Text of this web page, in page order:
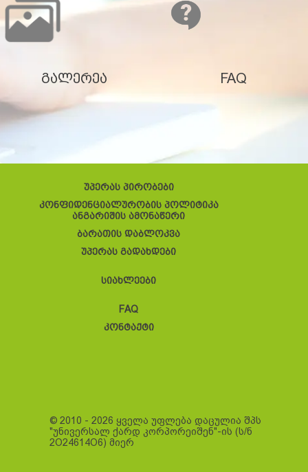
გალერეა FAQ
უპერას პირობები
კონფიდენციალურობის პოლიტიკა
ანგარიშის ამონაწერი
ბარათის დაბლოკვა
უპერას გადახდები
სიახლეები
FAQ
კონტაქტი
© 2010 - 2026 ყველა უფლება დაცულია შპს
"უნივერსალ ქარდ კორპორეიშენ"-ის (ს/ნ
2O24614O6) მიერ